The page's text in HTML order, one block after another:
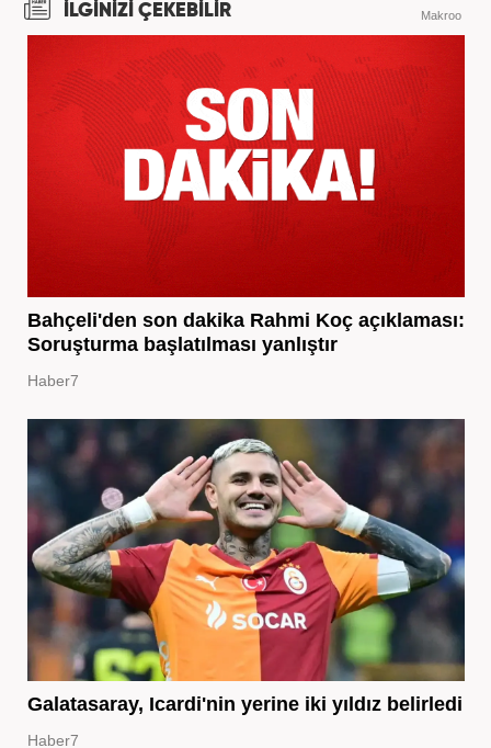
İLGİNİZİ ÇEKEBİLİR Makroo
Bahçeli'den son dakika Rahmi Koç açıklaması:
Soruşturma başlatılması yanlıştır
Haber7
Galatasaray, Icardi'nin yerine iki yıldız belirledi
Haber7